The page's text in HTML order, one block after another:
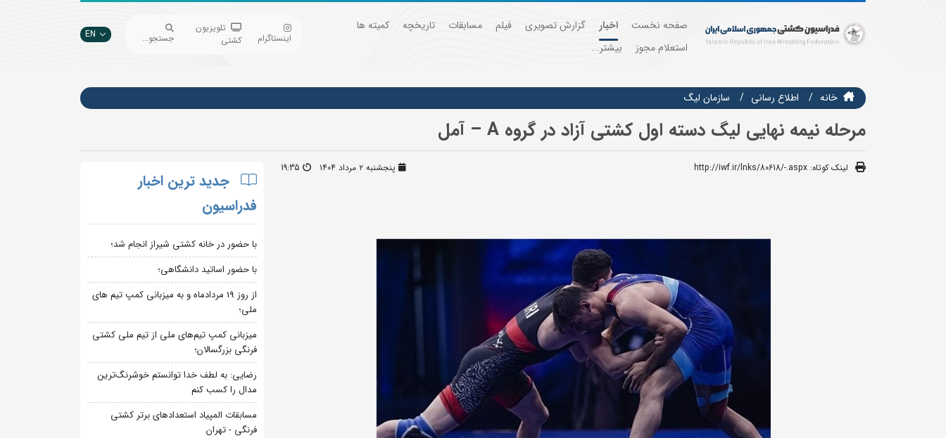
صفحه نخست اخبار گزارش تصویری فیلم مسابقات تاریخچه
کمیته ها
استعلام مجوز
بیشتر...
اینستاگرام
تلویزیون
کشتی
جستجو... EN
خانه اطلاع رسانی سازمان ليگ
مرحله نیمه نهایی لیگ دسته اول کشتی آزاد در گروه A – آمل
لینک کوتاه: http://iwf.ir/lnks/80618/-.aspx پنجشنبه ۲ مرداد ۱۴۰۴ 19:35
جدید ترین اخبار
فدراسیون
با حضور در خانه کشتی شیراز انجام شد؛
با حضور اساتید دانشگاهی؛
از روز 19 مردادماه و به میزبانی کمپ تیم های
ملی؛
میزبانی کمپ تیم‌های ملی از تیم ملی کشتی
فرنگی بزرگسالان؛
رضایی: به لطف خدا توانستم خوشرنگ‌ترین
مدال را کسب کنم
مسابقات المپیاد استعدادهای برتر کشتی
فرنگی - تهران